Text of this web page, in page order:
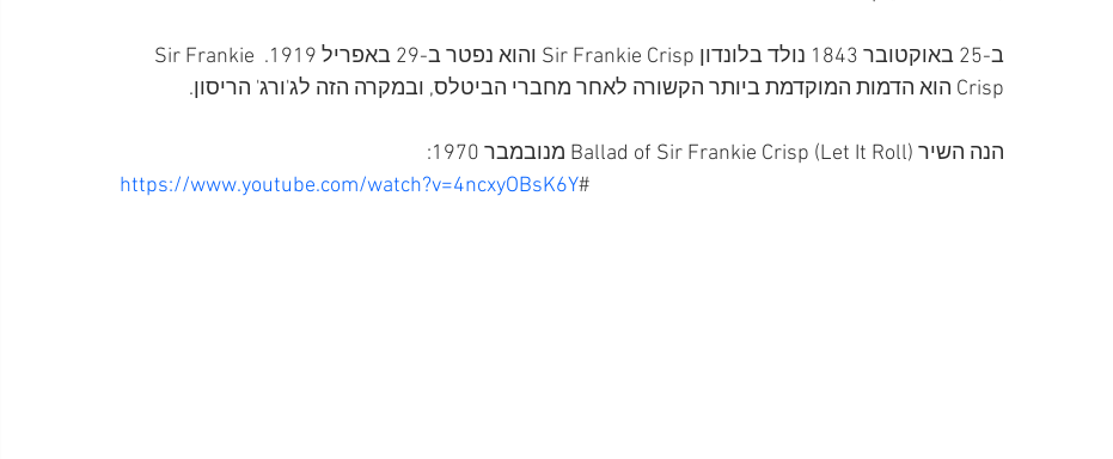
ב-25 באוקטובר 1843 נולד בלונדון Sir Frankie Crisp והוא נפטר ב-29 באפריל 1919. Sir Frankie
Crisp הוא הדמות המוקדמת ביותר הקשורה לאחר מחברי הביטלס, ובמקרה הזה לג'ורג' הריסון.
הנה השיר Ballad of Sir Frankie Crisp (Let It Roll) מנובמבר 1970:
https://www.youtube.com/watch?v=4ncxyOBsK6Y#